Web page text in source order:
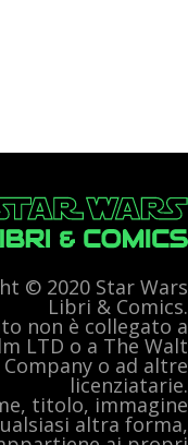
© 2020 Star Wars
Libri & Comics.
non è collegato a
LTD o a The Walt
Company o ad altre
licenziatarie.
titolo, immagine
altra forma,